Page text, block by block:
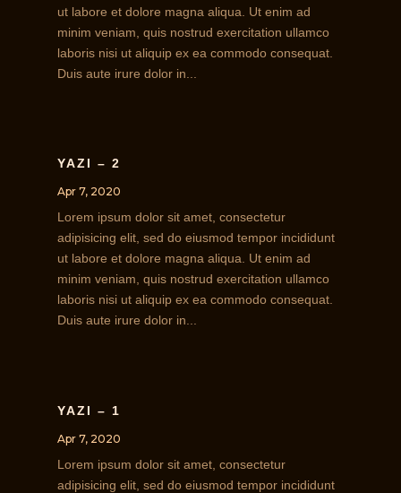
ut labore et dolore magna aliqua. Ut enim ad
minim veniam, quis nostrud exercitation ullamco
laboris nisi ut aliquip ex ea commodo consequat.
Duis aute irure dolor in...
YAZI – 2
Apr 7, 2020
Lorem ipsum dolor sit amet, consectetur
adipisicing elit, sed do eiusmod tempor incididunt
ut labore et dolore magna aliqua. Ut enim ad
minim veniam, quis nostrud exercitation ullamco
laboris nisi ut aliquip ex ea commodo consequat.
Duis aute irure dolor in...
YAZI – 1
Apr 7, 2020
Lorem ipsum dolor sit amet, consectetur
adipisicing elit, sed do eiusmod tempor incididunt